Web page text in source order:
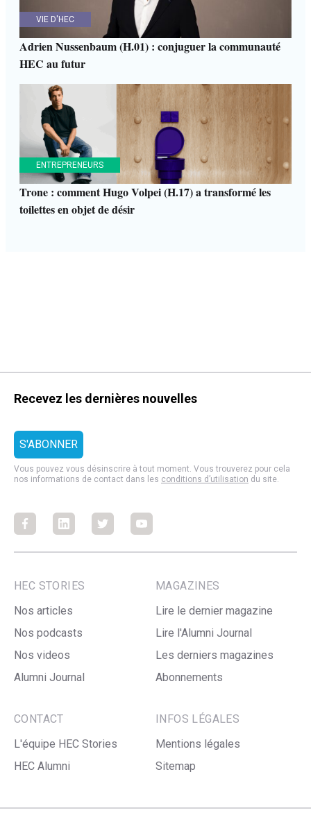
VIE D'HEC
Adrien Nussenbaum (H.01) : conjuguer la communauté
HEC au futur
ENTREPRENEURS
Trone : comment Hugo Volpei (H.17) a transformé les
toilettes en objet de désir
Recevez les dernières nouvelles
Vous pouvez vous désinscrire à tout moment. Vous trouverez pour cela
nos informations de contact dans les conditions d’utilisation du site.
FacebookFacebookFacebookFacebook
HEC STORIES
Nos articles
Nos podcasts
Nos videos
Alumni Journal
MAGAZINES
Lire le dernier magazine
Lire l'Alumni Journal
Les derniers magazines
Abonnements
CONTACT
L'équipe HEC Stories
HEC Alumni
INFOS LÉGALES
Mentions légales
Sitemap